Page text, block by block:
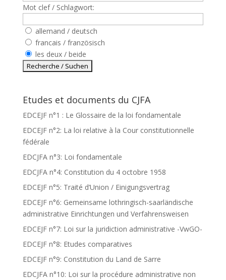
Mot clef / Schlagwort:
allemand / deutsch
francais / französisch
les deux / beide
Etudes et documents du CJFA
EDCEJF n°1 : Le Glossaire de la loi fondamentale
EDCEJF n°2: La loi relative à la Cour constitutionnelle
fédérale
EDCJFA n°3: Loi fondamentale
EDCJFA n°4: Constitution du 4 octobre 1958
EDCEJF n°5: Traité d’Union / Einigungsvertrag
EDCEJF n°6: Gemeinsame lothringisch-saarländische
administrative Einrichtungen und Verfahrensweisen
EDCEJF n°7: Loi sur la juridiction administrative -VwGO-
EDCEJF n°8: Etudes comparatives
EDCEJF n°9: Constitution du Land de Sarre
EDCJFA n°10: Loi sur la procédure administrative non